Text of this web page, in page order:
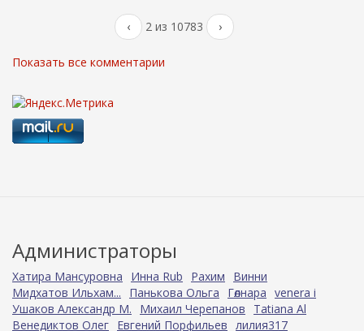
‹ 2 из 10783 ›
Показать все комментарии
Администраторы
Хатира Мансуровна Инна Rub Рахим
Винни
Мидхатов Ильхам...
Панькова Ольга Гөлнара venera i
Ушаков Александр М.
Михаил Черепанов
Tatiana Al
Венедиктов Олег Евгений Порфильев лилия317